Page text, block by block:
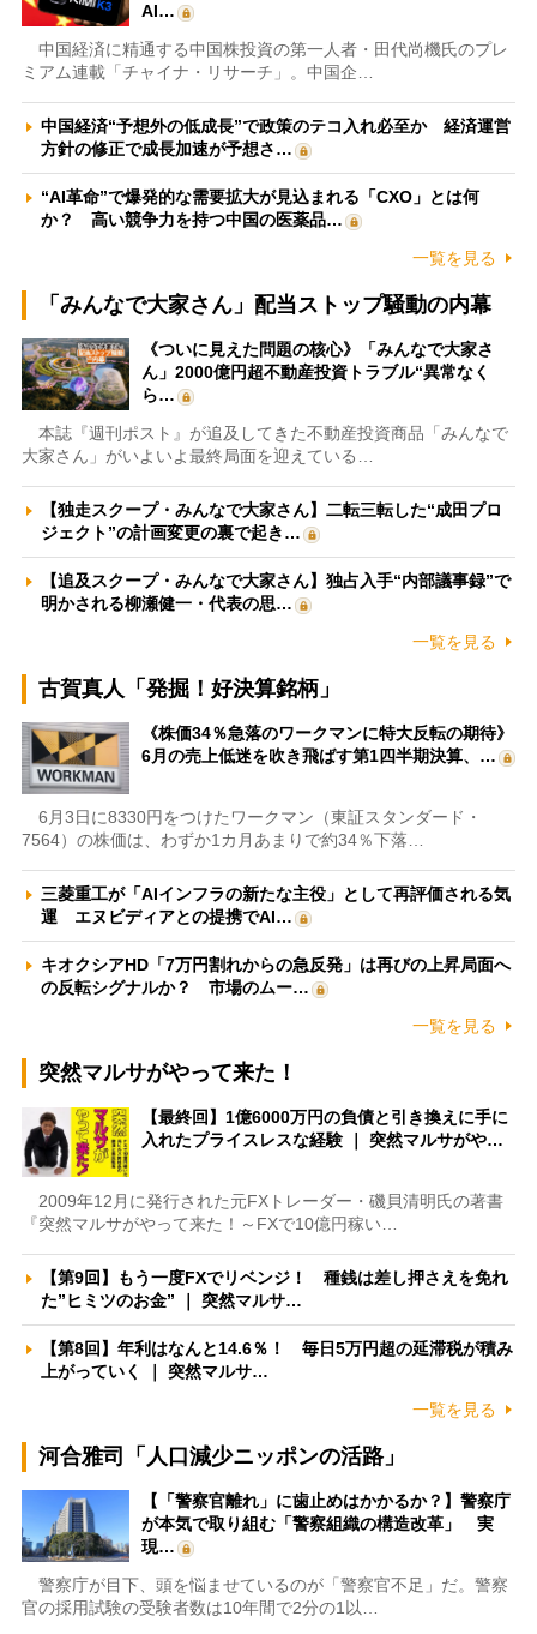
AI…
中国経済に精通する中国株投資の第一人者・田代尚機氏のプレ
ミアム連載「チャイナ・リサーチ」。中国企…
中国経済“予想外の低成長”で政策のテコ入れ必至か 経済運営
方針の修正で成長加速が予想さ…
“AI革命”で爆発的な需要拡大が見込まれる「CXO」とは何
か？ 高い競争力を持つ中国の医薬品…
一覧を見る
「みんなで大家さん」配当ストップ騒動の内幕
《ついに見えた問題の核心》「みんなで大家さ
ん」2000億円超不動産投資トラブル“異常なく
ら…
本誌『週刊ポスト』が追及してきた不動産投資商品「みんなで
大家さん」がいよいよ最終局面を迎えている…
【独走スクープ・みんなで大家さん】二転三転した“成田プロ
ジェクト”の計画変更の裏で起き…
【追及スクープ・みんなで大家さん】独占入手“内部議事録”で
明かされる柳瀬健一・代表の思…
一覧を見る
古賀真人「発掘！好決算銘柄」
《株価34％急落のワークマンに特大反転の期待》
6月の売上低迷を吹き飛ばす第1四半期決算、…
6月3日に8330円をつけたワークマン（東証スタンダード・
7564）の株価は、わずか1カ月あまりで約34％下落…
三菱重工が「AIインフラの新たな主役」として再評価される気
運 エヌビディアとの提携でAI…
キオクシアHD「7万円割れからの急反発」は再びの上昇局面へ
の反転シグナルか？ 市場のムー…
一覧を見る
突然マルサがやって来た！
【最終回】1億6000万円の負債と引き換えに手に
入れたプライスレスな経験 ｜ 突然マルサがや…
2009年12月に発行された元FXトレーダー・磯貝清明氏の著書
『突然マルサがやって来た！～FXで10億円稼い…
【第9回】もう一度FXでリベンジ！ 種銭は差し押さえを免れ
た”ヒミツのお金” ｜ 突然マルサ…
【第8回】年利はなんと14.6％！ 毎日5万円超の延滞税が積み
上がっていく ｜ 突然マルサ…
一覧を見る
河合雅司「人口減少ニッポンの活路」
【「警察官離れ」に歯止めはかかるか？】警察庁
が本気で取り組む「警察組織の構造改革」 実
現…
警察庁が目下、頭を悩ませているのが「警察官不足」だ。警察
官の採用試験の受験者数は10年間で2分の1以…